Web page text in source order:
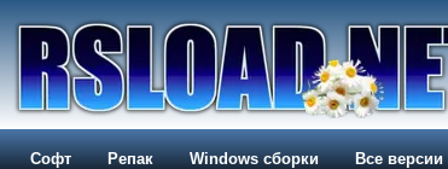
Софт Репак Windows сборки Все